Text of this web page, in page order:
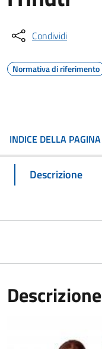
Condividi
Normativa di riferimento
INDICE DELLA PAGINA
Descrizione
Descrizione